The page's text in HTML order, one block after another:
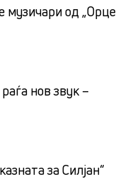
музичари од „Орце
нов звук –
за Силјан“